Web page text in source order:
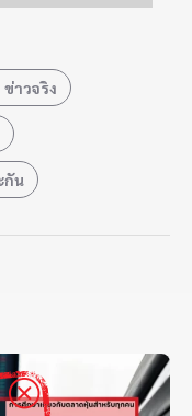
ข่าวจริง
กัน